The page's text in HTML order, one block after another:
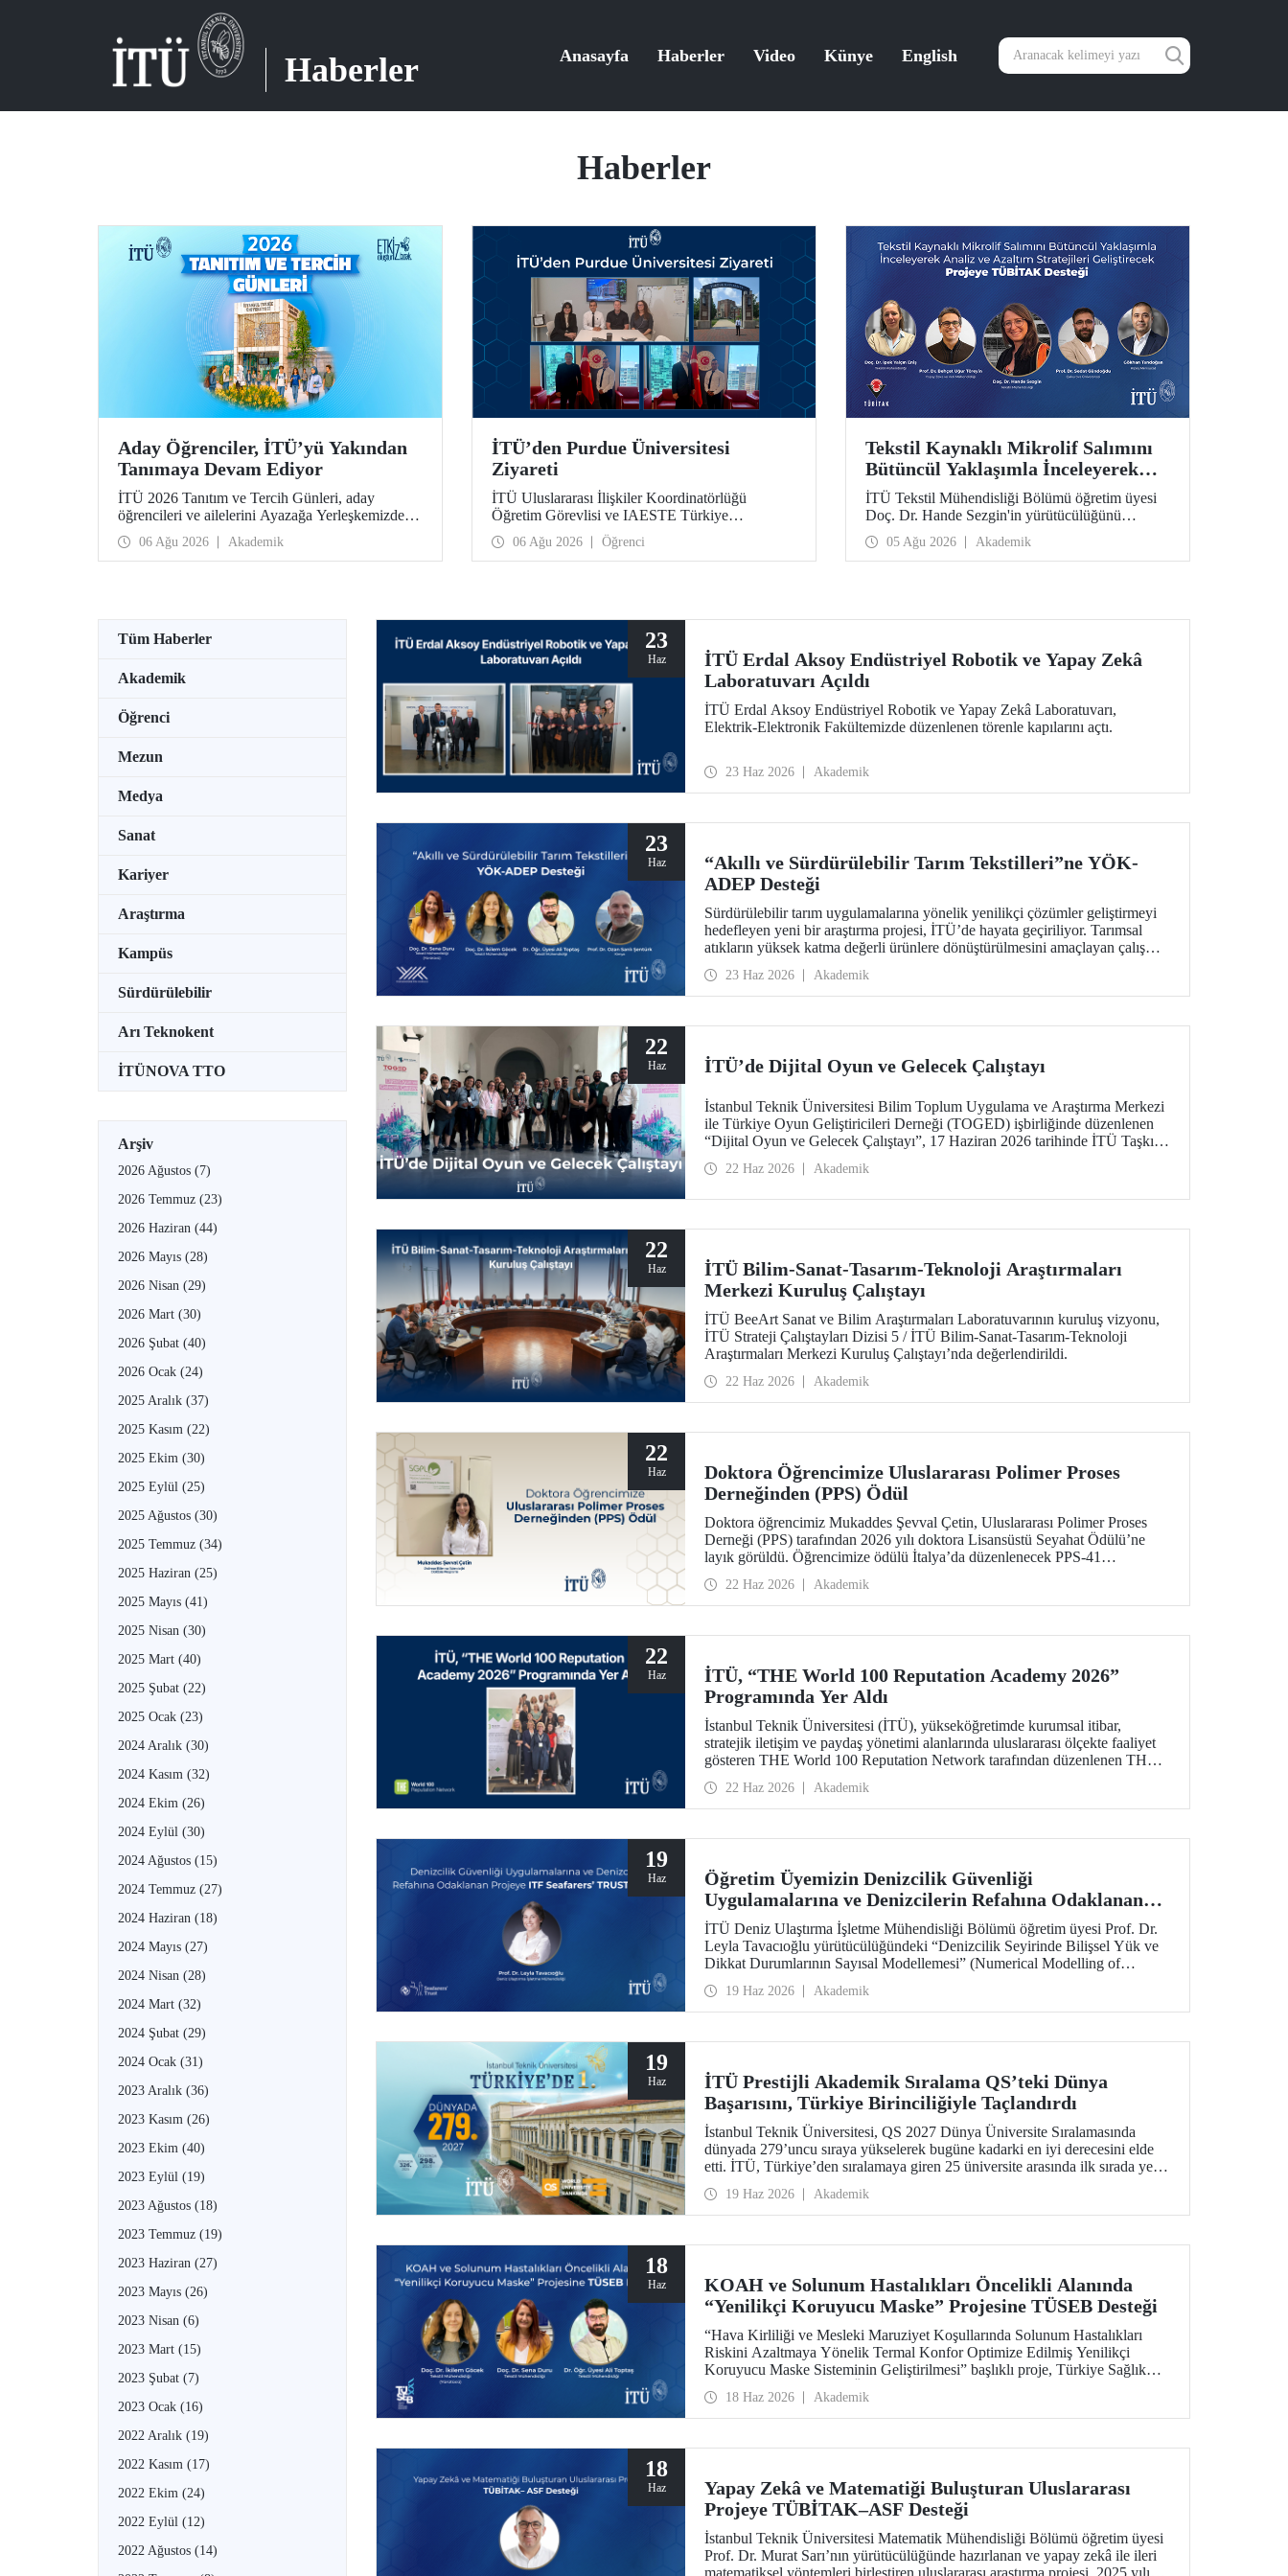
Haberler Anasayfa Haberler Video Künye English
Haberler
Aday Öğrenciler, İTÜ’yü Yakından
Tanımaya Devam Ediyor
İTÜ 2026 Tanıtım ve Tercih Günleri, aday
öğrencileri ve ailelerini Ayazağa Yerleşkemizde
ağırlamaya devam ediyor. Tanıtım ve Tercih
Günleri 7 Ağustos’ta tamamlanacak, ilgili fakülte
ve birimler adaylara bilgi vermeye devam edecek.
06 Ağu 2026 Akademik
İTÜ’den Purdue Üniversitesi
Ziyareti
İTÜ Uluslararası İlişkiler Koordinatörlüğü
Öğretim Görevlisi ve IAESTE Türkiye
Sorumlusu Cahit Okan, akademik ilişkileri ve iş
birliğini geliştirmek amacıyla 20-27 Temmuz
tarihlerinde ABD’de dünyanın önde gelen
06 Ağu 2026 Öğrenci
Tekstil Kaynaklı Mikrolif Salımını
Bütüncül Yaklaşımla İnceleyerek
Analiz ve Azaltım Stratejileri
Geliştirecek Projeye TÜBİTAK
Desteği
İTÜ Tekstil Mühendisliği Bölümü öğretim üyesi
Doç. Dr. Hande Sezgin'in yürütücülüğünü
üstlendiği “Sürdürülebilir Pamuk ve Polyester
Esaslı Tekstil Ürünlerinde Kullanım Koşullarına
Bağlı Mikrolif Salımı: Aşınma, UV Maruziyeti ve
proje, TÜBİTAK 2515 – COST Aksiyon Üyeleri
desteklenmeye hak kazandı.
05 Ağu 2026 Akademik
Tüm Haberler
Akademik
Öğrenci
Mezun
Medya
Sanat
Kariyer
Araştırma
Kampüs
Sürdürülebilir
Arı Teknokent
İTÜNOVA TTO
Arşiv
2026 Ağustos (7)
2026 Temmuz (23)
2026 Haziran (44)
2026 Mayıs (28)
2026 Nisan (29)
2026 Mart (30)
2026 Şubat (40)
2026 Ocak (24)
2025 Aralık (37)
2025 Kasım (22)
2025 Ekim (30)
2025 Eylül (25)
2025 Ağustos (30)
2025 Temmuz (34)
2025 Haziran (25)
2025 Mayıs (41)
2025 Nisan (30)
2025 Mart (40)
2025 Şubat (22)
2025 Ocak (23)
2024 Aralık (30)
2024 Kasım (32)
2024 Ekim (26)
2024 Eylül (30)
2024 Ağustos (15)
2024 Temmuz (27)
2024 Haziran (18)
2024 Mayıs (27)
2024 Nisan (28)
2024 Mart (32)
2024 Şubat (29)
2024 Ocak (31)
2023 Aralık (36)
2023 Kasım (26)
2023 Ekim (40)
2023 Eylül (19)
2023 Ağustos (18)
2023 Temmuz (19)
2023 Haziran (27)
2023 Mayıs (26)
2023 Nisan (6)
2023 Mart (15)
2023 Şubat (7)
2023 Ocak (16)
2022 Aralık (19)
2022 Kasım (17)
2022 Ekim (24)
2022 Eylül (12)
2022 Ağustos (14)
23
Haz
İTÜ Erdal Aksoy Endüstriyel Robotik ve Yapay Zekâ
Laboratuvarı Açıldı
İTÜ Erdal Aksoy Endüstriyel Robotik ve Yapay Zekâ Laboratuvarı,
Elektrik-Elektronik Fakültemizde düzenlenen törenle kapılarını açtı.
23 Haz 2026 Akademik
23
Haz
“Akıllı ve Sürdürülebilir Tarım Tekstilleri”ne YÖK-
ADEP Desteği
Sürdürülebilir tarım uygulamalarına yönelik yenilikçi çözümler geliştirmeyi
hedefleyen yeni bir araştırma projesi, İTÜ’de hayata geçiriliyor. Tarımsal
atıkların yüksek katma değerli ürünlere dönüştürülmesini amaçlayan çalışma;
getirerek tarım sektörünün geleceğine katkı sunmayı hedefliyor.
23 Haz 2026 Akademik
22
Haz İTÜ’de Dijital Oyun ve Gelecek Çalıştayı
İstanbul Teknik Üniversitesi Bilim Toplum Uygulama ve Araştırma Merkezi
ile Türkiye Oyun Geliştiricileri Derneği (TOGED) işbirliğinde düzenlenen
“Dijital Oyun ve Gelecek Çalıştayı”, 17 Haziran 2026 tarihinde İTÜ Taşkışla
22 Haz 2026 Akademik
22
Haz
İTÜ Bilim-Sanat-Tasarım-Teknoloji Araştırmaları
Merkezi Kuruluş Çalıştayı
İTÜ BeeArt Sanat ve Bilim Araştırmaları Laboratuvarının kuruluş vizyonu,
İTÜ Strateji Çalıştayları Dizisi 5 / İTÜ Bilim-Sanat-Tasarım-Teknoloji
Araştırmaları Merkezi Kuruluş Çalıştayı’nda değerlendirildi.
22 Haz 2026 Akademik
22
Haz
Doktora Öğrencimize Uluslararası Polimer Proses
Derneğinden (PPS) Ödül
Doktora öğrencimiz Mukaddes Şevval Çetin, Uluslararası Polimer Proses
Derneği (PPS) tarafından 2026 yılı doktora Lisansüstü Seyahat Ödülü’ne
layık görüldü. Öğrencimize ödülü İtalya’da düzenlenecek PPS-41
22 Haz 2026 Akademik
22
Haz
İTÜ, “THE World 100 Reputation Academy 2026”
Programında Yer Aldı
İstanbul Teknik Üniversitesi (İTÜ), yükseköğretimde kurumsal itibar,
stratejik iletişim ve paydaş yönetimi alanlarında uluslararası ölçekte faaliyet
gösteren THE World 100 Reputation Network tarafından düzenlenen THE
üniversite olarak yer aldı.
22 Haz 2026 Akademik
19
Haz
Öğretim Üyemizin Denizcilik Güvenliği
Uygulamalarına ve Denizcilerin Refahına Odaklanan
Projesine ITF Seafarers’ TRUST Desteği
İTÜ Deniz Ulaştırma İşletme Mühendisliği Bölümü öğretim üyesi Prof. Dr.
Leyla Tavacıoğlu yürütücülüğündeki “Denizcilik Seyirinde Bilişsel Yük ve
Dikkat Durumlarının Sayısal Modellemesi” (Numerical Modelling of
ITF Seafarers’ TRUST desteği kazandı. Proje, İTÜ Denizcilik Bilişsel
Ergonomi Araştırma Laboratuvarı tarafından gerçekleştirilecek.
19 Haz 2026 Akademik
19
Haz
İTÜ Prestijli Akademik Sıralama QS’teki Dünya
Başarısını, Türkiye Birinciliğiyle Taçlandırdı
İstanbul Teknik Üniversitesi, QS 2027 Dünya Üniversite Sıralamasında
dünyada 279’uncu sıraya yükselerek bugüne kadarki en iyi derecesini elde
etti. İTÜ, Türkiye’den sıralamaya giren 25 üniversite arasında ilk sırada yer
19 Haz 2026 Akademik
18
Haz
KOAH ve Solunum Hastalıkları Öncelikli Alanında
“Yenilikçi Koruyucu Maske” Projesine TÜSEB Desteği
“Hava Kirliliği ve Mesleki Maruziyet Koşullarında Solunum Hastalıkları
Riskini Azaltmaya Yönelik Termal Konfor Optimize Edilmiş Yenilikçi
Koruyucu Maske Sisteminin Geliştirilmesi” başlıklı proje, Türkiye Sağlık
Destek Programı kapsamında desteklenmeye hak kazandı.
18 Haz 2026 Akademik
18
Haz
Yapay Zekâ ve Matematiği Buluşturan Uluslararası
Projeye TÜBİTAK–ASF Desteği
İstanbul Teknik Üniversitesi Matematik Mühendisliği Bölümü öğretim üyesi
Prof. Dr. Murat Sarı’nın yürütücülüğünde hazırlanan ve yapay zekâ ile ileri
matematiksel yöntemleri birleştiren uluslararası araştırma projesi, 2025 yılı